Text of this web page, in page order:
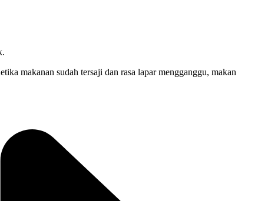
makanan sudah tersaji dan rasa lapar mengganggu, makan